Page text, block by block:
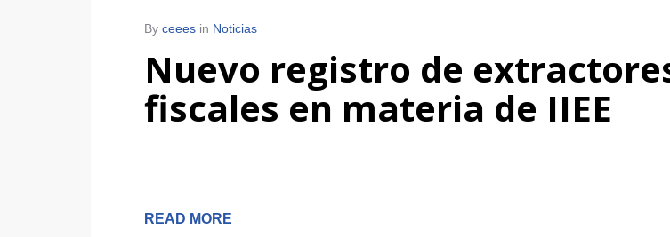
By ceees in Noticias
Nuevo registro de
fiscales en materia de IIEE
READ MORE